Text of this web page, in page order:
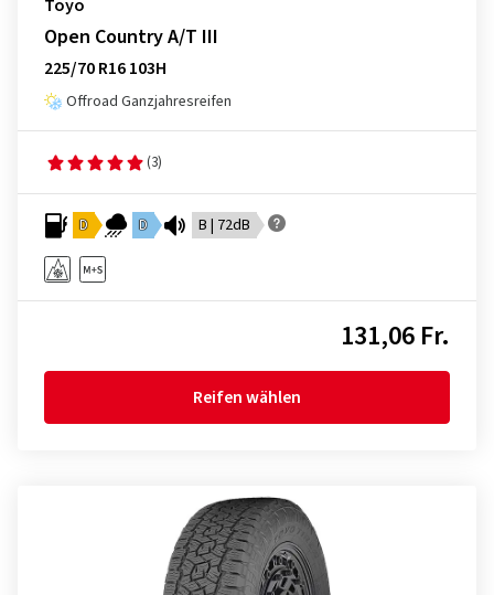
Toyo
Open Country A/T III
225/70 R16 103H
Offroad Ganzjahresreifen
(3)
D D B | 72dB
131,06 Fr.
Reifen wählen